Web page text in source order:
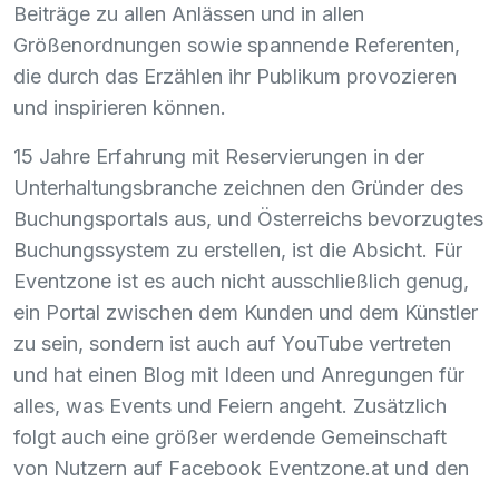
Beiträge zu allen Anlässen und in allen
Größenordnungen sowie spannende Referenten,
die durch das Erzählen ihr Publikum provozieren
und inspirieren können.
15 Jahre Erfahrung mit Reservierungen in der
Unterhaltungsbranche zeichnen den Gründer des
Buchungsportals aus, und Österreichs bevorzugtes
Buchungssystem zu erstellen, ist die Absicht. Für
Eventzone ist es auch nicht ausschließlich genug,
ein Portal zwischen dem Kunden und dem Künstler
zu sein, sondern ist auch auf YouTube vertreten
und hat einen Blog mit Ideen und Anregungen für
alles, was Events und Feiern angeht. Zusätzlich
folgt auch eine größer werdende Gemeinschaft
von Nutzern auf Facebook Eventzone.at und den